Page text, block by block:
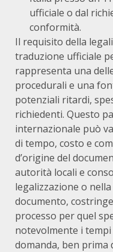
ufficiale o dal
conformità.
Il requisito della
traduzione ufficiale
rappresenta una
procedurali e una
potenziali ritardi,
richiedenti. Questo
internazionale può
di tempo, costo e
d’origine del
autorità locali e
legalizzazione o
documento,
processo per quel
notevolmente i
domanda, ben prima